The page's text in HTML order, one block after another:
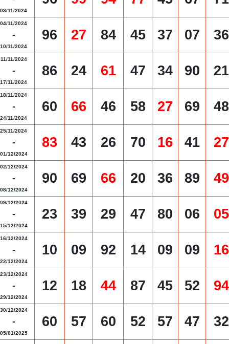
03/11/2024
04/11/2024
-
10/11/2024
96 27 84 45 37 07 36
11/11/2024
-
17/11/2024
86 24 61 47 34 90 21
18/11/2024
-
24/11/2024
60 66 46 58 27 69 48
25/11/2024
-
01/12/2024
83 43 26 70 16 41 27
02/12/2024
-
08/12/2024
90 69 66 20 36 89 49
09/12/2024
-
15/12/2024
23 39 29 47 80 06 05
16/12/2024
-
22/12/2024
10 09 92 14 09 09 16
23/12/2024
-
29/12/2024
12 18 44 87 45 52 94
30/12/2024
-
05/01/2025
60 57 60 52 57 47 32